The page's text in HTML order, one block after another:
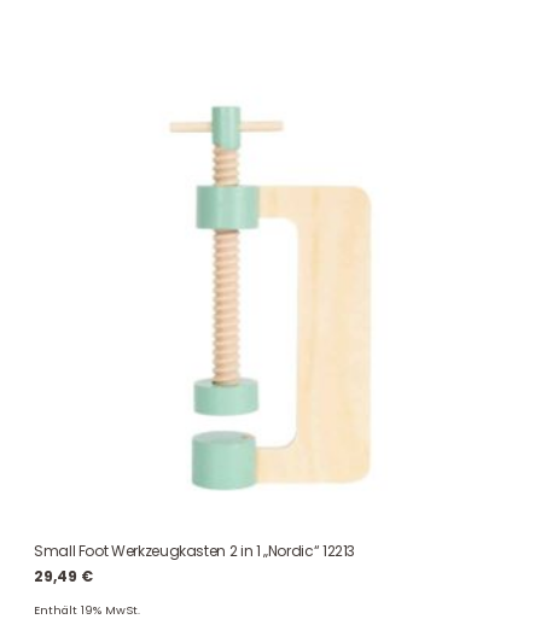
Small Foot Werkzeugkasten 2 in 1 „Nordic“ 12213
29,49 €
Enthält 19% MwSt.